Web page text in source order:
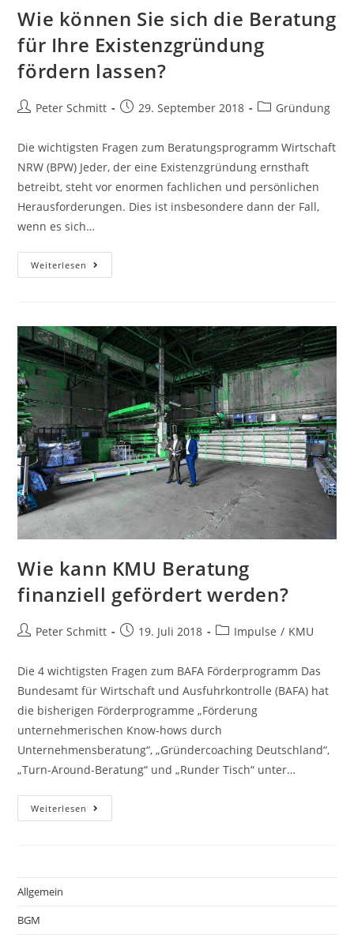
Wie können Sie sich die Beratung
für Ihre Existenzgründung
fördern lassen?
Peter Schmitt 29. September 2018 Gründung
Die wichtigsten Fragen zum Beratungsprogramm Wirtschaft
NRW (BPW) Jeder, der eine Existenzgründung ernsthaft
betreibt, steht vor enormen fachlichen und persönlichen
Herausforderungen. Dies ist insbesondere dann der Fall,
wenn es sich…
Weiterlesen
Wie kann KMU Beratung
finanziell gefördert werden?
Peter Schmitt 19. Juli 2018 Impulse / KMU
Die 4 wichtigsten Fragen zum BAFA Förderprogramm Das
Bundesamt für Wirtschaft und Ausfuhrkontrolle (BAFA) hat
die bisherigen Förderprogramme „Förderung
unternehmerischen Know-hows durch
Unternehmensberatung“, „Gründercoaching Deutschland“,
„Turn-Around-Beratung“ und „Runder Tisch“ unter…
Weiterlesen
Allgemein
BGM